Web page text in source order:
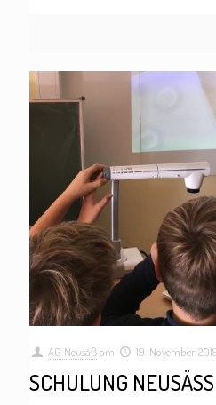
AG Neusäßam 19. November
SCHULUNG NEUSÄSS